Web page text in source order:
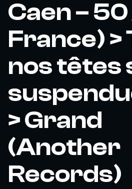
Caen –
France) >
nos têtes
> Grand
(Another
Records)